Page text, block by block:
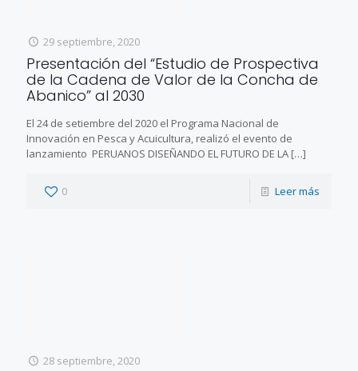
29 septiembre, 2020
Presentación del “Estudio de Prospectiva
de la Cadena de Valor de la Concha de
Abanico” al 2030
El 24 de setiembre del 2020 el Programa Nacional de
Innovación en Pesca y Acuicultura, realizó el evento de
lanzamiento PERUANOS DISEÑANDO EL FUTURO DE LA […]
0 Leer más
28 septiembre, 2020